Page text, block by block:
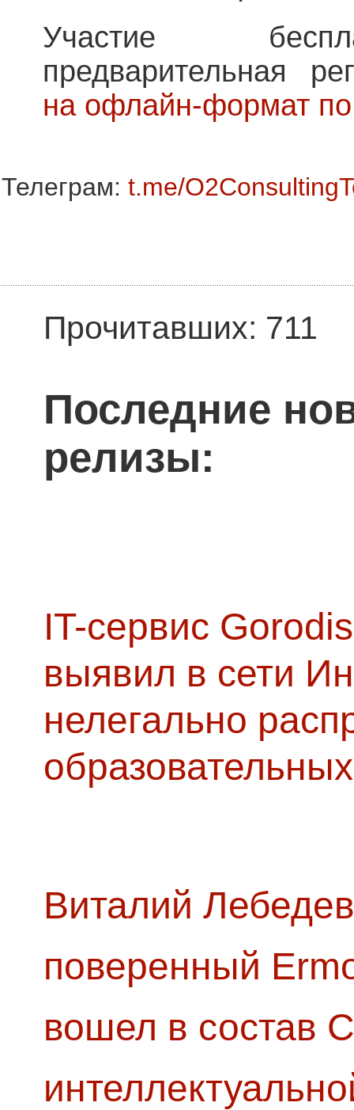
Участие
предварительная
на офлайн-формат
Телеграм: t.me/
Прочитавших: 711
Последние
релизы:
IT-сервис
выявил в сети
нелегально
Виталий
поверенный
вошел в состав